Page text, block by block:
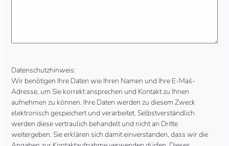
Datenschutzhinweis:
Wir benötigen Ihre Daten wie Ihren Namen und Ihre E-Mail-
Adresse, um Sie korrekt ansprechen und Kontakt zu Ihnen
aufnehmen zu können. Ihre Daten werden zu diesem Zweck
elektronisch gespeichert und verarbeitet. Selbstverständlich
werden diese vertraulich behandelt und nicht an Dritte
weitergeben. Sie erklären sich damit einverstanden, dass wir die